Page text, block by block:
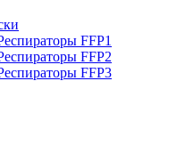
FFP1
FFP2
FFP3